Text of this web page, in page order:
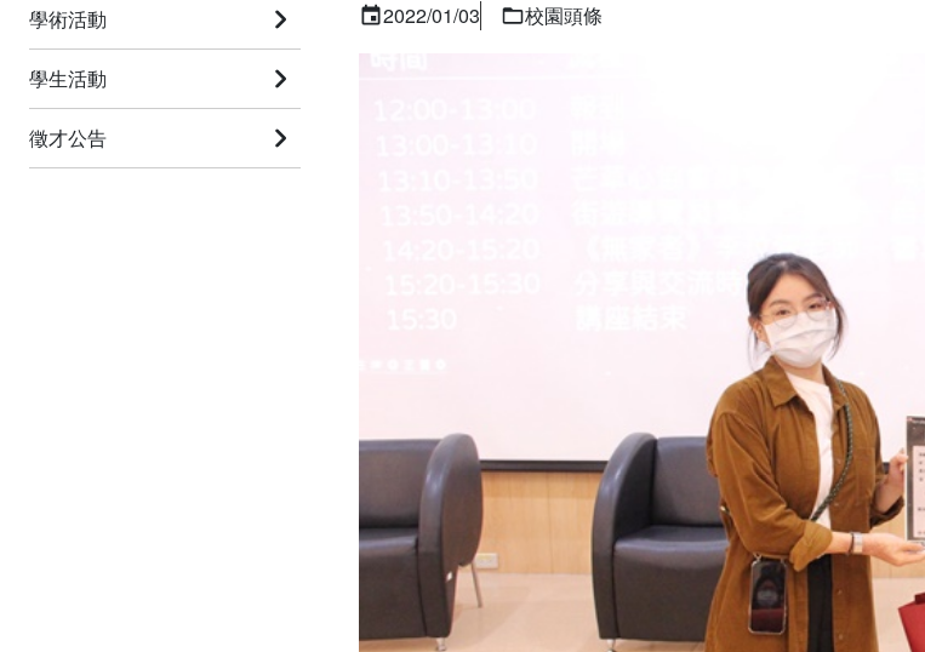
學術活動
學生活動
徵才公告
2022/01/03 校園頭條